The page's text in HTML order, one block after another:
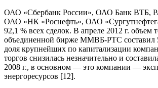
ОАО «Сбербанк России», ОАО Банк ВТБ,
ОАО «НК «Роснефть», ОАО
92,1 % всех сделок. В апреле 2012 г. объем
объединенной бирже ММВБ-РТС составил
доля крупнейших по капитализации
торгов снизилась незначительно и
2008 г., в основном — это компании —
энергоресурсов [12].